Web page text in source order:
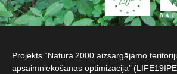
Projekts “Natura 2000 aizsargājamo
apsaimniekošanas optimizācija”